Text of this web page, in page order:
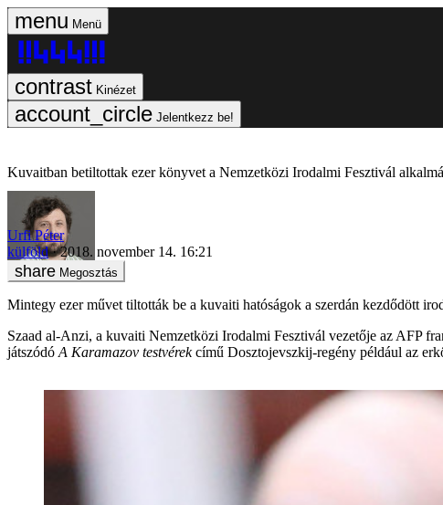
Menü
Kinézet
Jelentkezz be!
Kuvaitban betiltottak ezer könyvet a Nemzetközi Irodalmi Fesztivál
Urfi Péter
külföld
2018. november 14. 16:21
Megosztás
Mintegy ezer művet tiltották be a kuvaiti hatóságok a szerdán kezdődött
Szaad al-Anzi, a kuvaiti Nemzetközi Irodalmi Fesztivál vezetője az AFP
játszódó A Karamazov testvérekcímű Dosztojevszkij-regény például az